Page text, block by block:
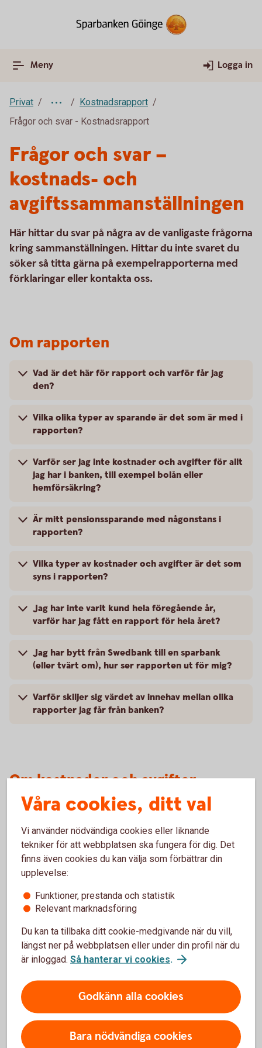
Meny Logga in
Privat
Kostnadsrapport
Frågor och svar - Kostnadsrapport
Frågor och svar –
kostnads- och
avgiftssammanställningen
Här hittar du svar på några av de vanligaste frågorna
kring sammanställningen. Hittar du inte svaret du
söker så titta gärna på exempelrapporterna med
förklaringar eller kontakta oss.
Om rapporten
Vad är det här för rapport och varför får jag
den?
Vilka olika typer av sparande är det som är med i
rapporten?
Varför ser jag inte kostnader och avgifter för allt
jag har i banken, till exempel bolån eller
hemförsäkring?
Är mitt pensionssparande med någonstans i
rapporten?
Vilka typer av kostnader och avgifter är det som
syns i rapporten?
Jag har inte varit kund hela föregående år,
varför har jag fått en rapport för hela året?
Jag har bytt från Swedbank till en sparbank
(eller tvärt om), hur ser rapporten ut för mig?
Varför skiljer sig värdet av innehav mellan olika
rapporter jag får från banken?
Om kostnader och avgifter
Varför har ni inte visat mina kostnader tidigare?
Varför skiljer sig kostnaderna i den här
sammanställningen jämfört med årsbeskedet för
fonder eller försäkringar? Varför räknar ni inte
Hur har jag betalat de här avgifterna som står i
rapporten?
När betalade jag kostnaderna för fonderna?
”avgift”? Är inte allt bara ”kostnader”?
Våra cookies, ditt val
Vi använder nödvändiga cookies eller liknande
tekniker för att webbplatsen ska fungera för dig. Det
finns även cookies du kan välja som förbättrar din
upplevelse:
Funktioner, prestanda och statistik
Relevant marknadsföring
Du kan ta tillbaka ditt cookie-medgivande när du vill,
längst ner på webbplatsen eller under din profil när du
är inloggad. Så hanterar vi cookies.
Godkänn alla cookies
Bara nödvändiga cookies